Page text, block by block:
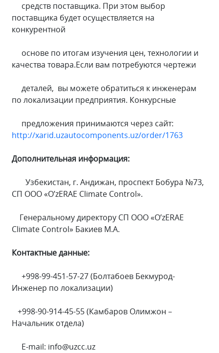
средств поставщика. При этом выбор
поставщика будет осуществляется на
конкурентной
основе по итогам изучения цен, технологии и
качества товара.Если вам потребуются чертежи
деталей, вы можете обратиться к инженерам
по локализации предприятия. Конкурсные
предложения принимаются через сайт:
http://xarid.uzautocomponents.uz/order/1763
Дополнительная информация:
Узбекистан, г. Андижан, проспект Бобура №73,
СП ООО «O’zERAE Climate Control».
Генеральному директору СП ООО «O’zERAE
Climate Control» Бакиев М.А.
Контактные данные:
+998-99-451-57-27 (Болтабоев Бекмурод-
Инженер по локализации)
+998-90-914-45-55 (Камбаров Олимжон –
Начальник отдела)
E-mail: info@uzcc.uz